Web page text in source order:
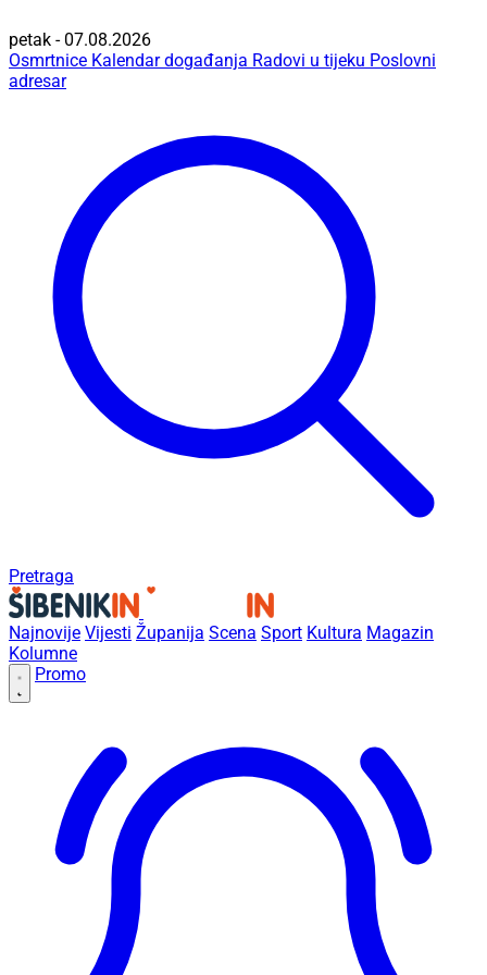
petak - 07.08.2026
Osmrtnice Kalendar događanja Radovi u tijeku Poslovni
adresar
Pretraga
Najnovije Vijesti Županija Scena Sport Kultura Magazin
Kolumne
Promo